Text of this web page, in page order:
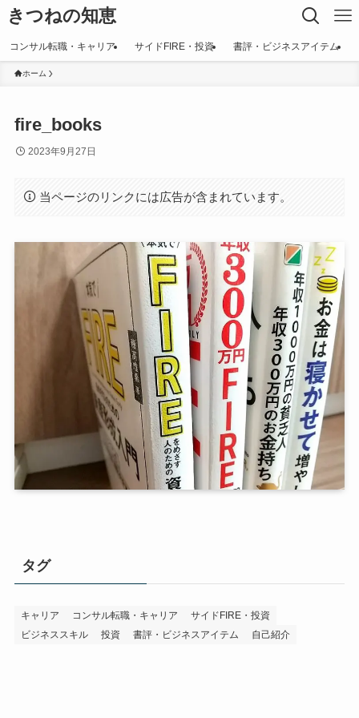
きつねの知恵
コンサル転職・キャリア サイドFIRE・投資 書評・ビジネスアイテム
ホーム
fire_books
2023年9月27日
当ページのリンクには広告が含まれています。
タグ
キャリア コンサル転職・キャリア
サイドFIRE・投資
ビジネススキル
投資 書評・ビジネスアイテム 自己紹介